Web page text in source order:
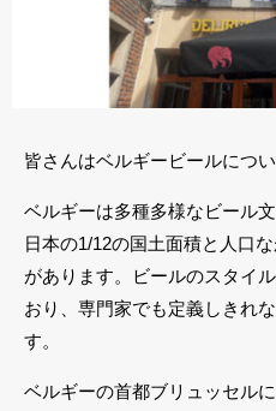
皆さんはベルギービールにつ
ベルギーは多種多様なビール
日本の1/12の国土面積と人口
があります。ビールのスタイ
おり、専門家でも定義しきれ
す。
ベルギーの首都ブリュッセル